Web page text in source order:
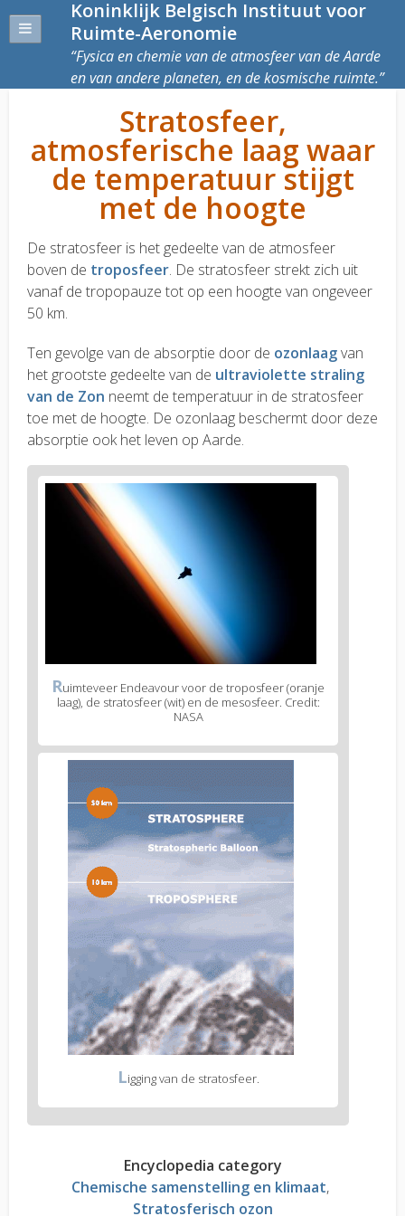
Koninklijk Belgisch Instituut voor
Ruimte-Aeronomie
Fysica en chemie van de atmosfeer van de Aarde
en van andere planeten, en de kosmische ruimte.
Stratosfeer,
atmosferische laag waar
de temperatuur stijgt
met de hoogte
De stratosfeer is het gedeelte van de atmosfeer
boven de troposfeer. De stratosfeer strekt zich uit
vanaf de tropopauze tot op een hoogte van ongeveer
50 km.
Ten gevolge van de absorptie door de ozonlaagvan
het grootste gedeelte van de ultraviolette straling
van de Zon neemt de temperatuur in de stratosfeer
toe met de hoogte. De ozonlaag beschermt door deze
absorptie ook het leven op Aarde.
Ruimteveer Endeavour voor de troposfeer (oranje
laag), de stratosfeer (wit) en de mesosfeer. Credit:
NASA
Ligging van de stratosfeer.
Encyclopedia category
Chemische samenstelling en klimaat
Stratosferisch ozon